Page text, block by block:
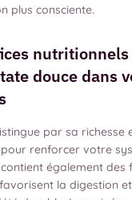
plus consciente.
douce dans
par sa richesse
pour renforcer votre
également des
la digestion